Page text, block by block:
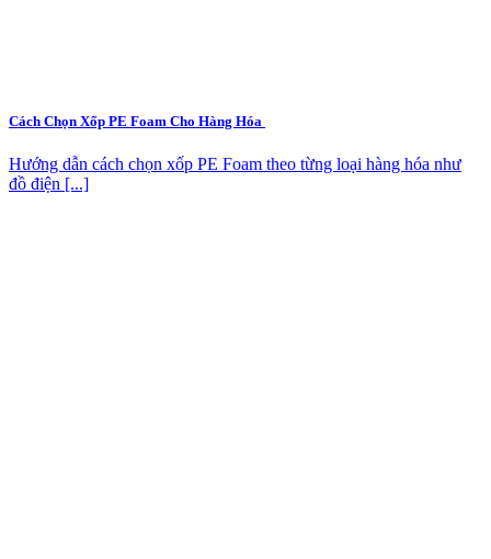
Cách Chọn Xốp PE Foam Cho Hàng Hóa
Hướng dẫn cách chọn xốp PE Foam theo từng loại hàng hóa như
đồ điện [...]